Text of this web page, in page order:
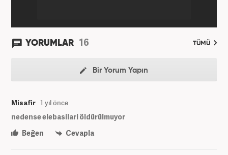
YORUMLAR 16 TÜMÜ
Bir Yorum Yapın
Misafir 1 yıl önce
nedense elebasilari öldürülmuyor
Beğen
Cevapla